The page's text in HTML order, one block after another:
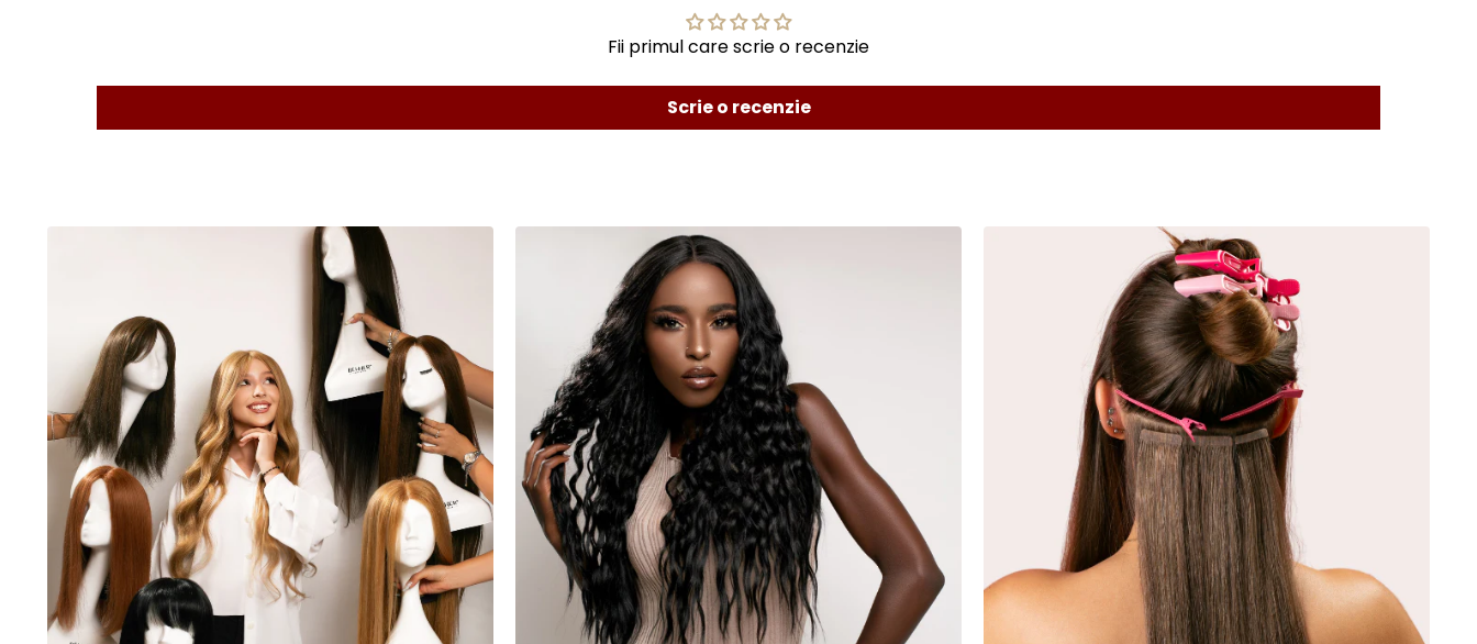
Fii primul care scrie o recenzie
Scrie o recenzie